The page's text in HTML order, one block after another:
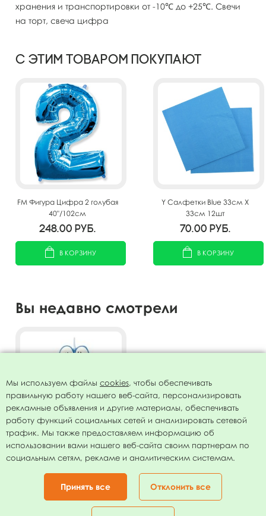
хранения и транспортировки от -10℃ до +25℃. Свечи
на торт, свеча цифра
С этим товаром покупают
FM Фигура Цифра 2 голубая
40"/102см
248.00 руб.
В КОРЗИНУ
Y Салфетки Blue 33см X
33см 12шт
70.00 руб.
В КОРЗИНУ
Вы недавно смотрели
Свеча Цифра 2 Синяя С
глазками 6,5 см
10.00руб.
Мы используем файлы cookies, чтобы обеспечивать
правильную работу нашего веб-сайта, персонализировать
рекламные объявления и другие материалы, обеспечивать
работу функций социальных сетей и анализировать сетевой
трафик. Мы также предоставляем информацию об
использовании вами нашего веб-сайта своим партнерам по
социальным сетям, рекламе и аналитическим системам.
Принять все Отклонить все